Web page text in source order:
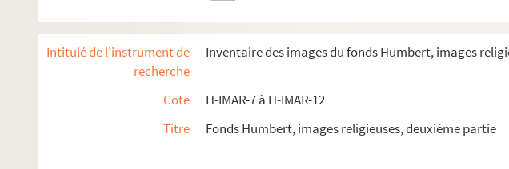
Intitulé de l'instrument de
recherche
Inventaire des images du fonds Humbert, images
Cote
H-IMAR-7 à H-IMAR-12
Titre
Fonds Humbert, images religieuses, deuxième partie
H-IMAR-7-1-1. Faloth
H-IMAR-7-2-2. Sainte Fabiole
H-IMAR-7-4-7. Fantinus - Fandila